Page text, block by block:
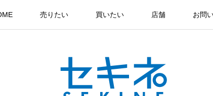
売りたい 買いたい 店舗 お問